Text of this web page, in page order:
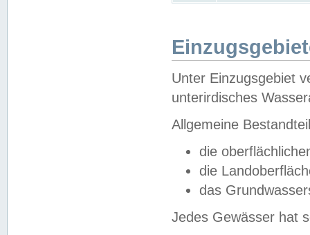
Unter Einzugsgebiet
unterirdisches
Allgemeine
die
die
das
Jedes Gewässer hat